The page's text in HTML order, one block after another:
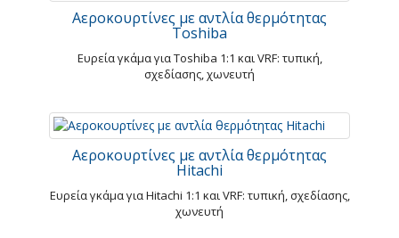
Αεροκουρτίνες με αντλία θερμότητας
Toshiba
Ευρεία γκάμα για Toshiba 1:1 και VRF: τυπική,
σχεδίασης, χωνευτή
Αεροκουρτίνες με αντλία θερμότητας
Hitachi
Ευρεία γκάμα για Hitachi 1:1 και VRF: τυπική, σχεδίασης,
χωνευτή